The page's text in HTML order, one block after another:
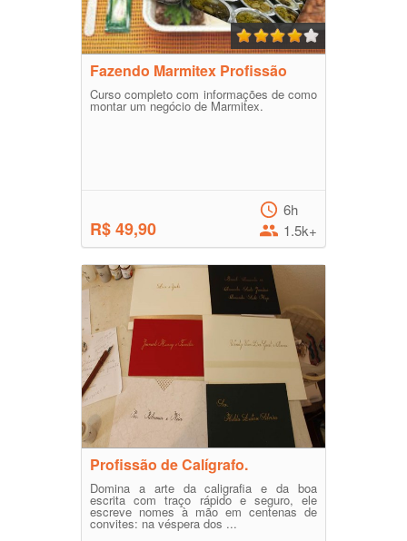
Fazendo Marmitex Profissão
Curso completo com informações de como
montar um negócio de Marmitex.
R$ 49,90
6h
1.5k+
Profissão de Calígrafo.
Domina a arte da caligrafia e da boa
escrita com traço rápido e seguro, ele
escreve nomes à mão em centenas de
convites: na véspera dos ...